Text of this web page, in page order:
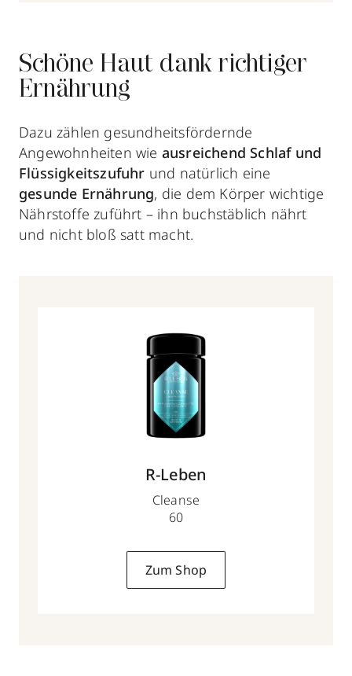
Schöne Haut dank richtiger
Ernährung
Dazu zählen gesundheitsfördernde
Angewohnheiten wie ausreichend Schlaf und
Flüssigkeitszufuhr und natürlich eine
gesunde Ernährung, die dem Körper wichtige
Nährstoffe zuführt – ihn buchstäblich nährt
und nicht bloß satt macht.
R-Leben
Cleanse
60
Zum Shop